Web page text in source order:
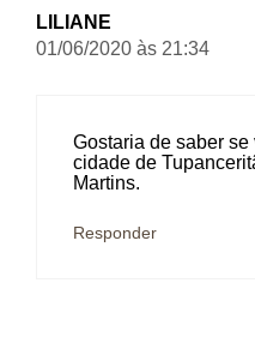
LILIANE
01/06/2020 às 21:34
Gostaria de saber
cidade de
Martins.
Responder